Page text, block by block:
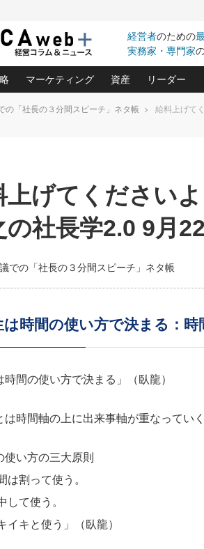
経営者のための
実務家・専門家
らと固定金
やはり固定
！
2026.08.7
第153回「内需企業があっとい
う間にグローバル成長企業に」
FOOD & LIFE COMPANIES
業の「１位づくり」戦略(96)
最大化する「業務改善」横田尚哉氏(5)
社を築く ビジネス・クリニック(240)
ーザー「人を大切にしながら利益を上げる経
してのM&A入門(3)
ための“儲かる通販”戦略視点(151)
営 百話百行(85)
マーケティング
ロングセラーの玉手箱(9)
大復活＆快進撃！ユニバーサルスタジ
は(5)
資産
中国経済の最新動向
事業承継の前に、
きたいコト(12)
会社と社長のため
深読み企業分析(153)
リーダー
ピョート
指導者た
朝礼・会
楠木建の「
次もあな
社長の右
の「社長の３分間スピーチ」ネタ帳 給料上げて
上げてください
の社長学2.0 9月22
での「社長の３分間スピーチ」ネタ帳
は時間の使い方で決まる：時
時間の使い方で決まる」（臥龍）
は時間軸の上に出来事軸が重なってい
使い方の三大原則
は割って使う。
して使う。
イキと使う」（臥龍）